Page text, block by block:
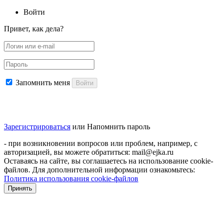
Войти
Привет, как дела?
Запомнить меня Войти
Зарегистрироваться или Напомнить пароль
- при возникновении вопросов или проблем, например, с
авторизацией, вы можете обратиться: mail@ejka.ru
Оставаясь на сайте, вы соглашаетесь на использование cookie-
файлов. Для дополнительной информации ознакомьтесь:
Политика использования cookie-файлов
Принять